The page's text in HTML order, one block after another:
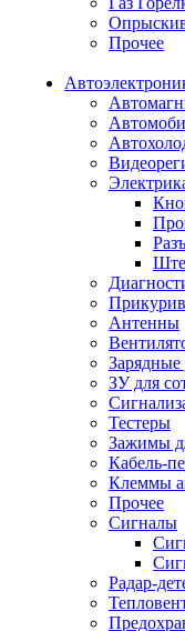
Прочее
Антенны
ЗУ для
Тестеры
Зажимы
Кабель-
Клеммы
Прочее
Сигналы
Радар-